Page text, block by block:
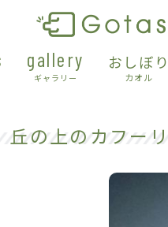
gallery
ギャラリー
おしぼり
カオル
の上のカフーリ